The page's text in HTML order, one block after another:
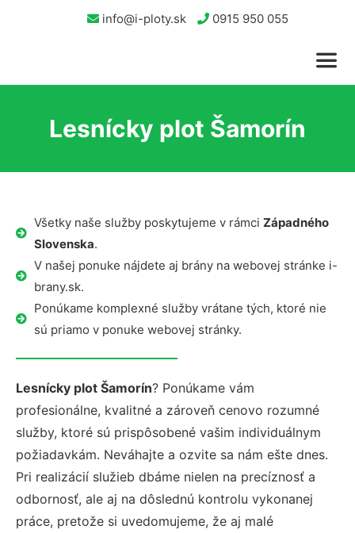
info@i-ploty.sk 0915 950 055
Lesnícky plot Šamorín
Všetky naše služby poskytujeme v rámci Západného
Slovenska.
V našej ponuke nájdete aj brány na webovej stránke i-
brany.sk.
Ponúkame komplexné služby vrátane tých, ktoré nie
sú priamo v ponuke webovej stránky.
Lesnícky plot Šamorín? Ponúkame vám
profesionálne, kvalitné a zároveň cenovo rozumné
služby, ktoré sú prispôsobené vašim individuálnym
požiadavkám. Neváhajte a ozvite sa nám ešte dnes.
Pri realizácií služieb dbáme nielen na precíznosť a
odbornosť, ale aj na dôslednú kontrolu vykonanej
práce, pretože si uvedomujeme, že aj malé